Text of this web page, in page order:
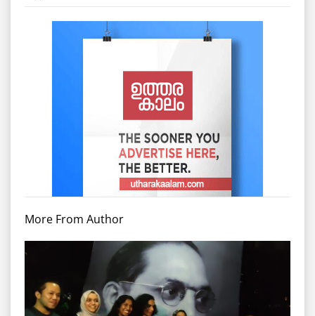
More From Author